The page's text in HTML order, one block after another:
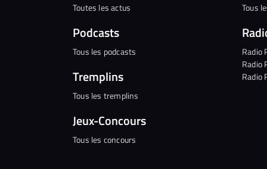
Toutes les actus
Podcasts
Tous les podcasts
Tremplins
Tous les tremplins
Jeux-Concours
Tous les concours
Tous
Radio
Radio
Radio